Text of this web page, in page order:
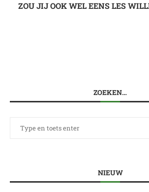
ZOU JIJ OOK WEL EENS LES
ZOEKEN…
NIEUW